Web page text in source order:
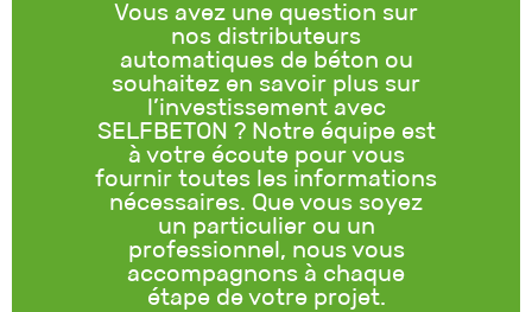
Vous avez une question sur
nos distributeurs
automatiques de béton ou
souhaitez en savoir plus sur
l’investissement avec
SELFBETON ? Notre équipe est
à votre écoute pour vous
fournir toutes les informations
nécessaires. Que vous soyez
un particulier ou un
professionnel, nous vous
accompagnons à chaque
étape de votre projet.